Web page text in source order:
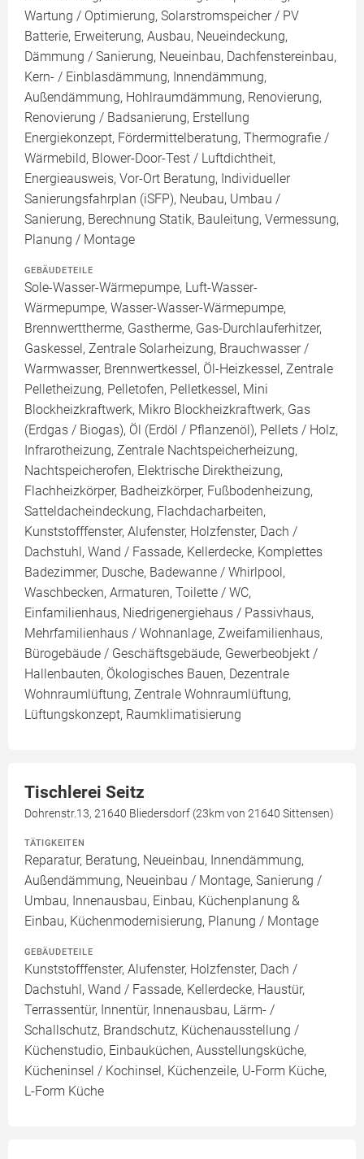
Wartung / Optimierung, Solarstromspeicher / PV
Batterie, Erweiterung, Ausbau, Neueindeckung,
Dämmung / Sanierung, Neueinbau, Dachfenstereinbau,
Kern- / Einblasdämmung, Innendämmung,
Außendämmung, Hohlraumdämmung, Renovierung,
Renovierung / Badsanierung, Erstellung
Energiekonzept, Fördermittelberatung, Thermografie /
Wärmebild, Blower-Door-Test / Luftdichtheit,
Energieausweis, Vor-Ort Beratung, Individueller
Sanierungsfahrplan (iSFP), Neubau, Umbau /
Sanierung, Berechnung Statik, Bauleitung, Vermessung,
Planung / Montage
GEBÄUDETEILE
Sole-Wasser-Wärmepumpe, Luft-Wasser-
Wärmepumpe, Wasser-Wasser-Wärmepumpe,
Brennwerttherme, Gastherme, Gas-Durchlauferhitzer,
Gaskessel, Zentrale Solarheizung, Brauchwasser /
Warmwasser, Brennwertkessel, Öl-Heizkessel, Zentrale
Pelletheizung, Pelletofen, Pelletkessel, Mini
Blockheizkraftwerk, Mikro Blockheizkraftwerk, Gas
(Erdgas / Biogas), Öl (Erdöl / Pflanzenöl), Pellets / Holz,
Infrarotheizung, Zentrale Nachtspeicherheizung,
Nachtspeicherofen, Elektrische Direktheizung,
Flachheizkörper, Badheizkörper, Fußbodenheizung,
Satteldacheindeckung, Flachdacharbeiten,
Kunststofffenster, Alufenster, Holzfenster, Dach /
Dachstuhl, Wand / Fassade, Kellerdecke, Komplettes
Badezimmer, Dusche, Badewanne / Whirlpool,
Waschbecken, Armaturen, Toilette / WC,
Einfamilienhaus, Niedrigenergiehaus / Passivhaus,
Mehrfamilienhaus / Wohnanlage, Zweifamilienhaus,
Bürogebäude / Geschäftsgebäude, Gewerbeobjekt /
Hallenbauten, Ökologisches Bauen, Dezentrale
Wohnraumlüftung, Zentrale Wohnraumlüftung,
Lüftungskonzept, Raumklimatisierung
Tischlerei Seitz
Dohrenstr.13, 21640 Bliedersdorf (23km von 21640 Sittensen)
TÄTIGKEITEN
Reparatur, Beratung, Neueinbau, Innendämmung,
Außendämmung, Neueinbau / Montage, Sanierung /
Umbau, Innenausbau, Einbau, Küchenplanung &
Einbau, Küchenmodernisierung, Planung / Montage
GEBÄUDETEILE
Kunststofffenster, Alufenster, Holzfenster, Dach /
Dachstuhl, Wand / Fassade, Kellerdecke, Haustür,
Terrassentür, Innentür, Innenausbau, Lärm- /
Schallschutz, Brandschutz, Küchenausstellung /
Küchenstudio, Einbauküchen, Ausstellungsküche,
Kücheninsel / Kochinsel, Küchenzeile, U-Form Küche,
L-Form Küche